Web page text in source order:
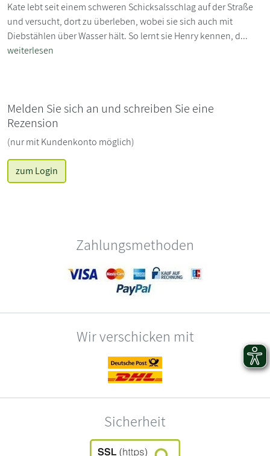
Kate lebt seit einem schweren Schicksalsschlag auf der Straße
und versucht, dort zu überleben, wobei sie sich auch mit
Diebstählen über Wasser hält. So lernt sie Henry kennen, d...
weiterlesen
Melden Sie sich an und schreiben Sie eine
Rezension
(nur mit Kundenkonto möglich)
zum Login
Zahlungsmethoden
Wir verschicken mit
Sicherheit